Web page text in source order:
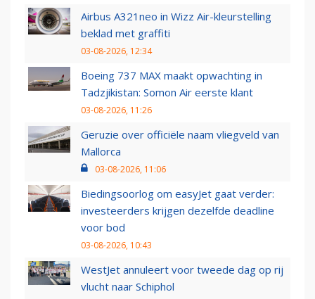
Airbus A321neo in Wizz Air-kleurstelling
beklad met graffiti
03-08-2026, 12:34
Boeing 737 MAX maakt opwachting in
Tadzjikistan: Somon Air eerste klant
03-08-2026, 11:26
Geruzie over officiële naam vliegveld van
Mallorca
03-08-2026, 11:06
Biedingsoorlog om easyJet gaat verder:
investeerders krijgen dezelfde deadline
voor bod
03-08-2026, 10:43
WestJet annuleert voor tweede dag op rij
vlucht naar Schiphol